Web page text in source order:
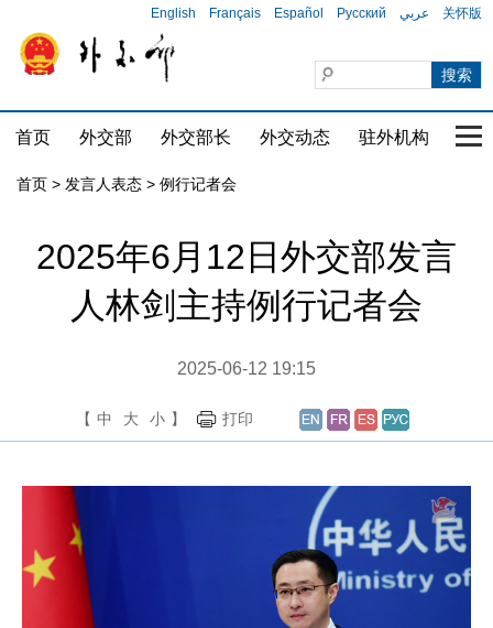
English Français Español Русский عربي 关怀版
首页 外交部 外交部长 外交动态 驻外机构 国
首页 > 发言人表态 > 例行记者会
2025年6月12日外交部发言
人林剑主持例行记者会
2025-06-12 19:15
【 中 大 小 】 打印